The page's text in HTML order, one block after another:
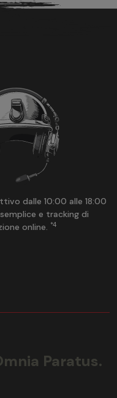
dalle 10:00 alle 18:00
e tracking di
online. *4
Paratus.